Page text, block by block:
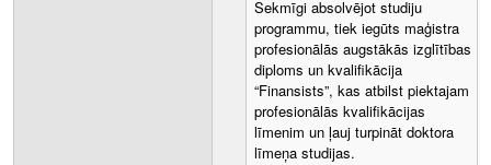
Sekmīgi absolvējot studiju
programmu, tiek iegūts maģistra
profesionālās augstākās izglītības
diploms un kvalifikācija
“Finansists”, kas atbilst piektajam
profesionālās kvalifikācijas
līmenim un ļauj turpināt doktora
līmeņa studijas.